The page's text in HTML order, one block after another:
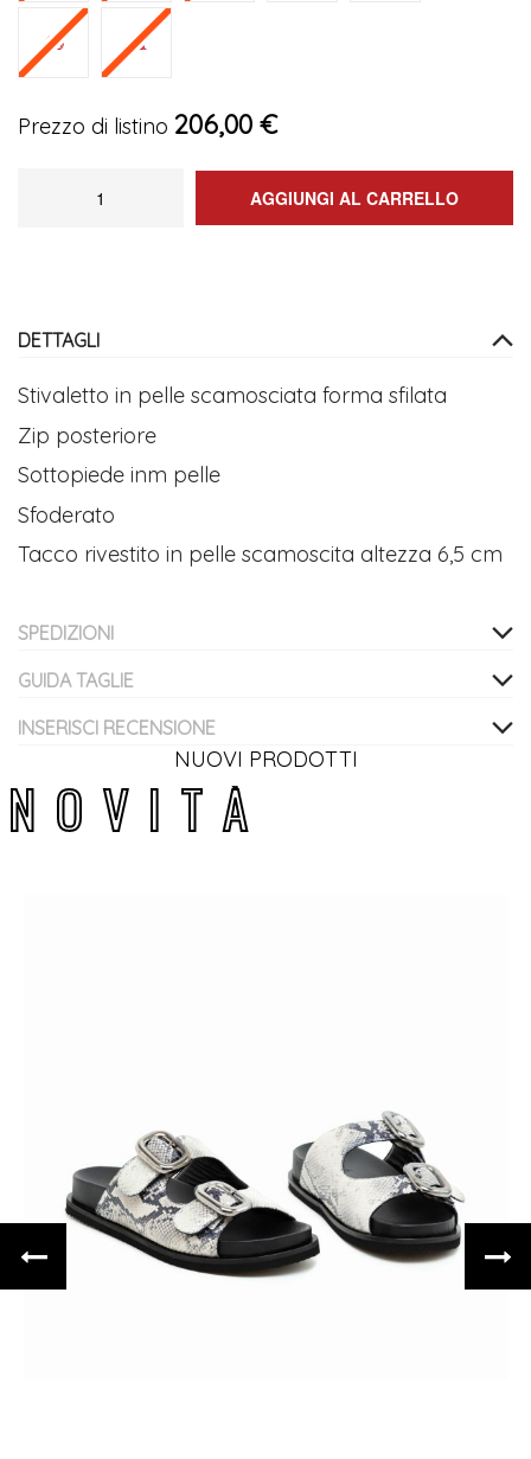
Prezzo di listino 206,00 €
AGGIUNGI AL CARRELLO
DETTAGLI
Stivaletto in pelle scamosciata forma sfilata
Zip posteriore
Sottopiede inm pelle
Sfoderato
Tacco rivestito in pelle scamoscita altezza 6,5 cm
SPEDIZIONI
GUIDA TAGLIE
INSERISCI RECENSIONE
NUOVI PRODOTTI
N OV ITÀ